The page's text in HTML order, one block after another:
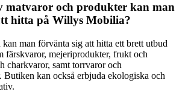
matvaror och produkter kan man
hitta på Willys Mobilia?
man förvänta sig att hitta ett brett utbud
färskvaror, mejeriprodukter, frukt och
charkvaror, samt torrvaror och
Butiken kan också erbjuda ekologiska och